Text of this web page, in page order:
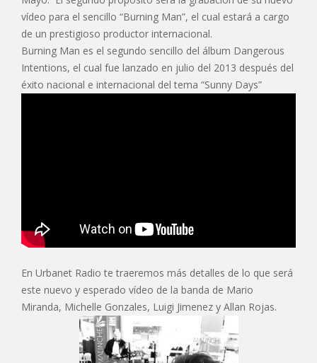
vídeo para el sencillo “Burning Man”, el cual estará a cargo
de un prestigioso productor internacional.
Burning Man es el segundo sencillo del álbum Dangerous
Intentions, el cual fue lanzado en julio del 2013 después del
éxito nacional e internacional del tema “Sunny Days”
En Urbanet Radio te traeremos más detalles de lo que será
este nuevo y esperado vídeo de la banda de Mario
Miranda, Michelle Gonzales, Luigi Jimenez y Allan Rojas.